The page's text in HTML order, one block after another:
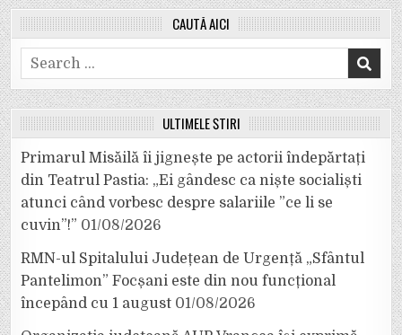
CAUTĂ AICI
Search
for:
ULTIMELE ȘTIRI
Primarul Misăilă îi jignește pe actorii îndepărtați
din Teatrul Pastia: „Ei gândesc ca niște socialiști
atunci când vorbesc despre salariile ”ce li se
cuvin”!” 01/08/2026
RMN-ul Spitalului Județean de Urgență „Sfântul
Pantelimon” Focșani este din nou funcțional
începând cu 1 august 01/08/2026